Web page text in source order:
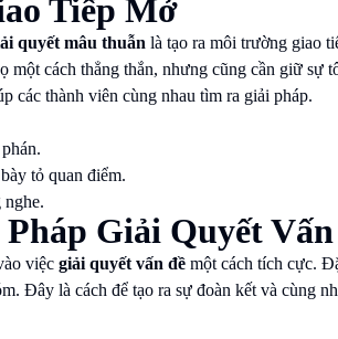
Tiếp Mở
quyết mâu thuẫn là tạo ra môi trường giao
một cách thẳng thắn, nhưng cũng cần giữ sự
các thành viên cùng nhau tìm ra giải pháp.
tỏ quan điểm.
Giải Quyết
việc giải quyết vấn đề một cách tích cực.
Đây là cách để tạo ra sự đoàn kết và cùng